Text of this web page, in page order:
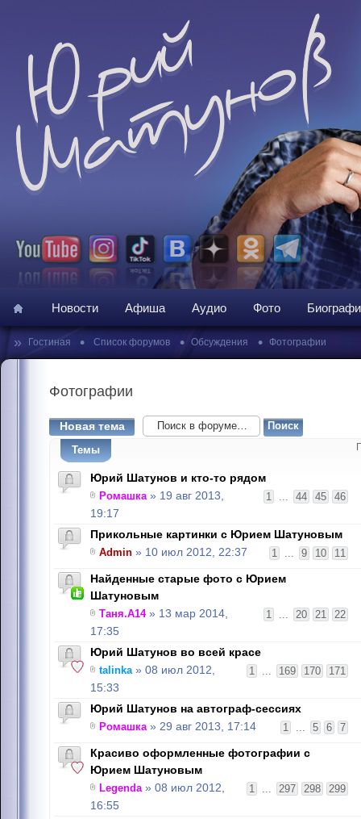
Новости Афиша Аудио Фото
» Гостиная • Список форумов • Обсуждения • Фотографии
Фотографии
Новая тема
Темы
Юрий Шатунов и кто-то рядом
1 ... 44 45 46
Ромашка» 19 авг 2013,
19:17
Прикольные картинки с Юрием Шатуновым
1 ... 9 10 11
Admin » 10 июл 2012, 22:37
Найденные старые фото с Юрием
Шатуновым
1 ... 20 21 22
Таня.А14» 13 мар 2014,
17:35
Юрий Шатунов во всей красе
1 ... 169 170 171
talinka» 08 июл 2012,
15:33
Юрий Шатунов на автограф-сессиях
1 ... 5 6 7
Ромашка» 29 авг 2013, 17:14
Красиво оформленные фотографии с
Юрием Шатуновым
1 ... 297 298 299
Legenda» 08 июл 2012,
16:55